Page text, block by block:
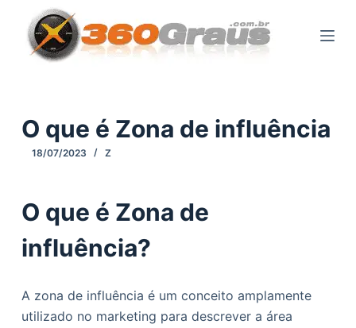
p
o
o
O que é Zona de influência
18/07/2023 Z
O que é Zona de
influência?
A zona de influência é um conceito amplamente
utilizado no marketing para descrever a área